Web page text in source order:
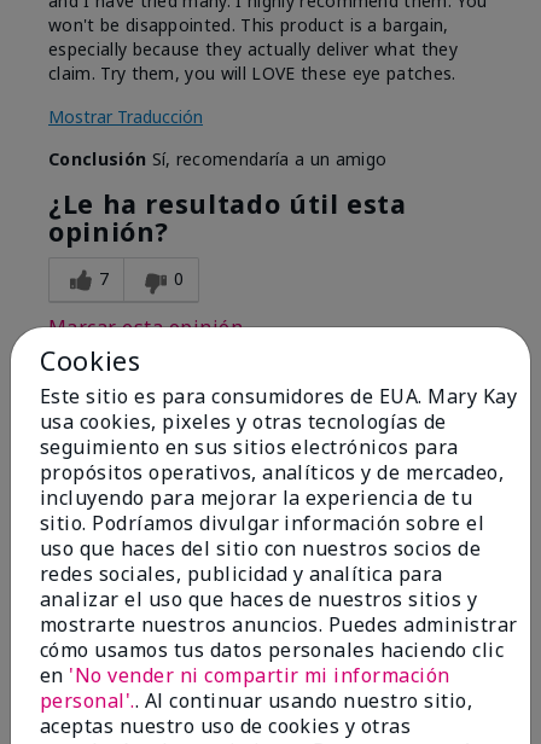
won't be disappointed. This product is a bargain,
especially because they actually deliver what they
claim. Try them, you will LOVE these eye patches.
Mostrar Traducción
Conclusión Sí, recomendaría a un amigo
¿Le ha resultado útil esta
opinión?
7 0
Marcar esta opinión
5
The BEST Eye Patches EVER!
EnviadoHace 6 meses
porLori N
deIshpeming
Evaluado en
marykay.com/en-us/
I can't say enough good about these Eye Patches.
The undereye area is so sensitive and these patches
renew my skin. Feeling sooo soft! Love Love Love
them!! They produce results.🩷
Cookies
Este sitio es para consumidores de EUA. Mary Kay
usa cookies, pixeles y otras tecnologías de
seguimiento en sus sitios electrónicos para
propósitos operativos, analíticos y de mercadeo,
incluyendo para mejorar la experiencia de tu
sitio. Podríamos divulgar información sobre el
uso que haces del sitio con nuestros socios de
redes sociales, publicidad y analítica para
analizar el uso que haces de nuestros sitios y
mostrarte nuestros anuncios. Puedes administrar
cómo usamos tus datos personales haciendo clic
en 'No vender ni compartir mi información
personal'.. Al continuar usando nuestro sitio,
aceptas nuestro uso de cookies y otras